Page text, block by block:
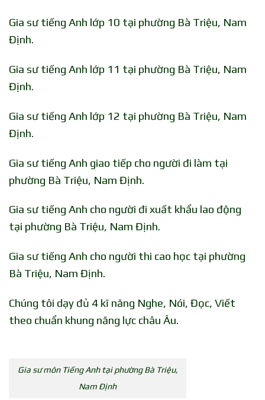
Gia sư tiếng Anh lớp 10 tại phường Bà Triệu, Nam
Định.
Gia sư tiếng Anh lớp 11 tại phường Bà Triệu, Nam
Định.
Gia sư tiếng Anh lớp 12 tại phường Bà Triệu, Nam
Định.
Gia sư tiếng Anh giao tiếp cho người đi làm tại
phường Bà Triệu, Nam Định.
Gia sư tiếng Anh cho người đi xuất khẩu lao động
tại phường Bà Triệu, Nam Định.
Gia sư tiếng Anh cho người thi cao học tại phường
Bà Triệu, Nam Định.
Chúng tôi dạy đủ 4 kĩ năng Nghe, Nói, Đọc, Viết
theo chuẩn khung năng lực châu Âu.
Gia sư môn Tiếng Anh tại phường Bà Triệu,
Nam Định